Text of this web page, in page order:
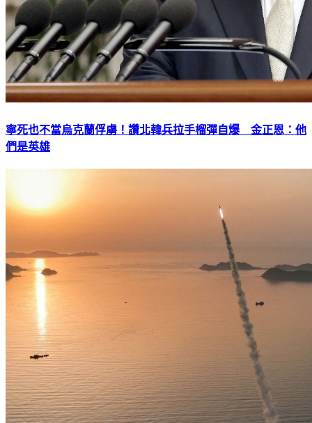
寧死也不當烏克蘭俘虜！讚北韓兵拉手榴彈自爆 金正恩：他
們是英雄